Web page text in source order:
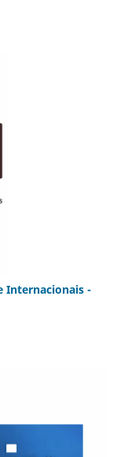
Internacionais -